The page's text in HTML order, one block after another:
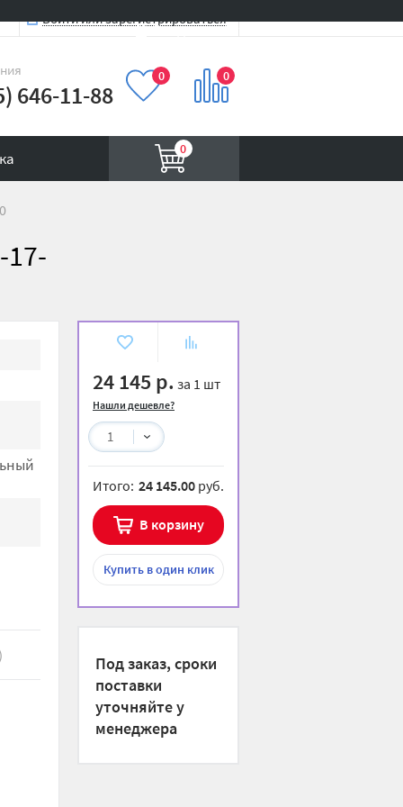
Войти или зарегистрироваться
646-11-88
0 0
0
Вход на сайт
17-
24 145 р. за 1 шт
Нашли дешевле?
1
Итого: 24 145.00 руб.
В корзину
Купитьв один клик
Под заказ, сроки
поставки
уточняйте у
менеджера